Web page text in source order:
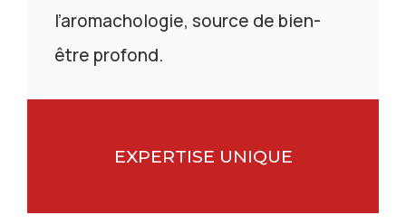
l’aromachologie, source de bien-
être profond.
EXPERTISE UNIQUE